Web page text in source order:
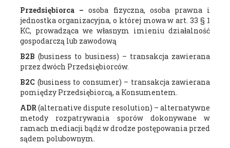
Przedsiębiorca –osoba fizyczna, osoba prawna i
jednostka organizacyjna, o której mowa w art. 33 § 1
KC, prowadząca we własnym imieniu działalność
gospodarczą lub zawodową
B2B(business to business) – transakcja zawierana
przez dwóch Przedsiębiorców.
B2C (business to consumer) – transakcja zawierana
pomiędzy Przedsiębiorcą, a Konsumentem.
ADR(alternative dispute resolution) – alternatywne
metody rozpatrywania sporów dokonywane w
ramach mediacji bądź w drodze postępowania przed
sądem polubownym.